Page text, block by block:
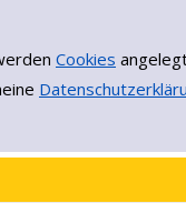
Cookies